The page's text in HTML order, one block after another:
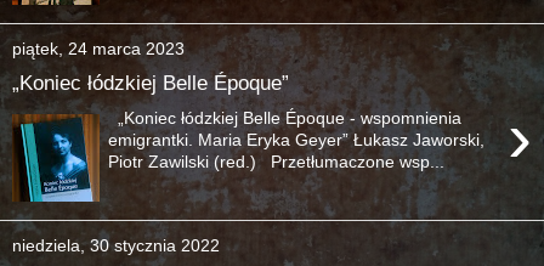
piątek, 24 marca 2023
„Koniec łódzkiej Belle Époque”
›
„Koniec łódzkiej Belle Époque - wspomnienia
emigrantki. Maria Eryka Geyer” Łukasz Jaworski,
Piotr Zawilski (red.) Przetłumaczone wsp...
niedziela, 30 stycznia 2022